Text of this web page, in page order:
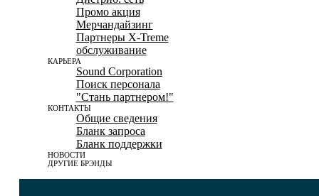
Промо акция
Мерчандайзинг
Партнеры X-Treme
обслуживание
КАРЬЕРА
Sound Corporation
Поиск персонала
"Стань партнером!"
КОНТАКТЫ
Общие сведения
Бланк запроса
Бланк поддержки
НОВОСТИ
ДРУГИЕ БРЭНДЫ